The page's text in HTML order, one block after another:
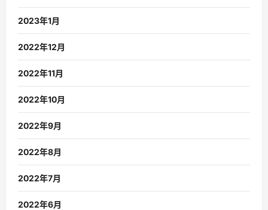
2023年1月
2022年12月
2022年11月
2022年10月
2022年9月
2022年8月
2022年7月
2022年6月